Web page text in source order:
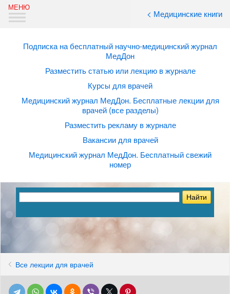
< Медицинские книги
Подписка на бесплатный научно-медицинский журнал
МедДон
Разместить статью или лекцию в журнале
Курсы для врачей
Медицинский журнал МедДон. Бесплатные лекции для
врачей (все разделы)
Разместить рекламу в журнале
Вакансии для врачей
Медицинский журнал МедДон. Бесплатный свежий
номер
Все лекции для врачей